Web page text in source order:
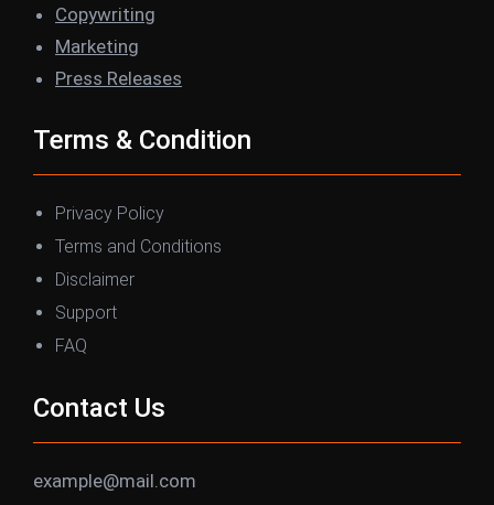
Copywriting
Marketing
Press Releases
Terms & Condition
Privacy Policy
Terms and Conditions
Disclaimer
Support
FAQ
Contact Us
example@mail.com